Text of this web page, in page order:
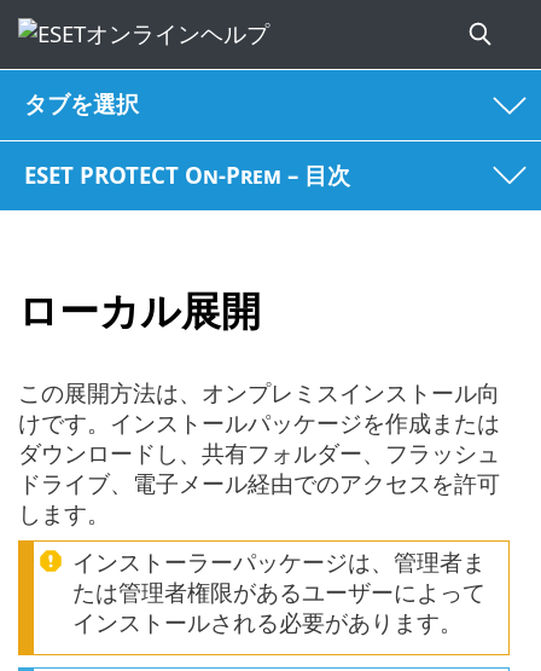
タブを選択
ESET PROTECT On-Prem – 目次
ローカル展開
この展開方法は、オンプレミスインストール向
けです。インストールパッケージを作成または
ダウンロードし、共有フォルダー、フラッシュ
ドライブ、電子メール経由でのアクセスを許可
します。
インストーラーパッケージは、管理者ま
たは管理者権限があるユーザーによって
インストールされる必要があります。